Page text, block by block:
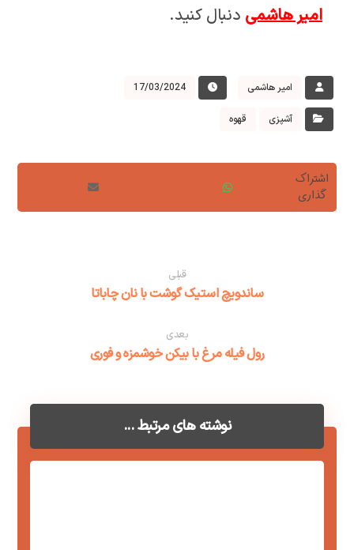
امیر هاشمی دنبال کنید.
امیر هاشمی 17/03/2024
آشپزی قهوه
قبلی
ساندویچ استیک گوشت با نان چاباتا
بعدی
رول فیله مرغ با بیکن خوشمزه و فوری
نوشته های مرتبط ...